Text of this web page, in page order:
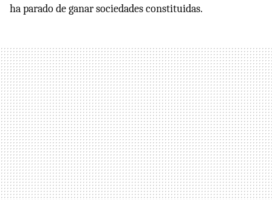
ha parado de ganar sociedades constituidas.